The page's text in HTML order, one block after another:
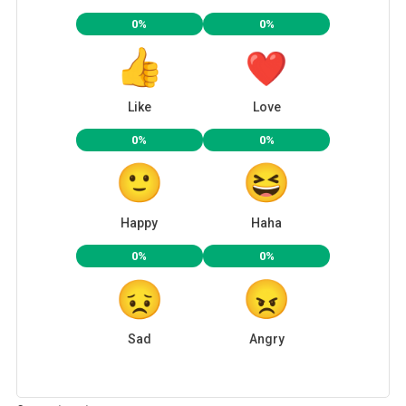
0%
Like
0%
Love
0%
Happy
0%
Haha
0%
Sad
0%
Angry